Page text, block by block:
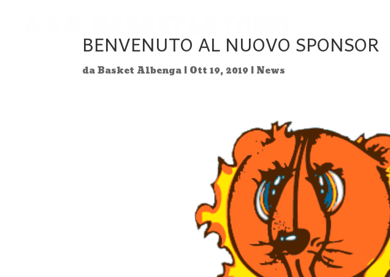
BENVENUTO AL NUOVO SPONSOR
daBasket Albenga | Ott 19, 2019 | News